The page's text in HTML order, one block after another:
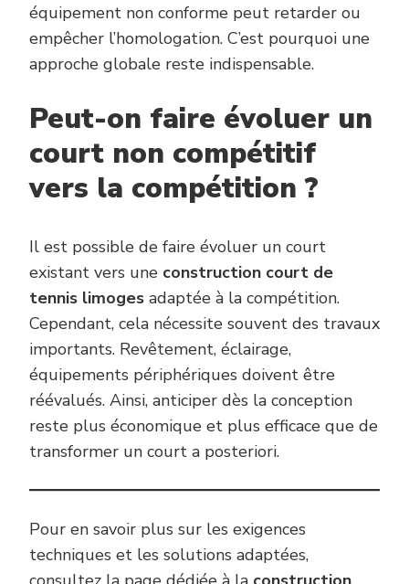
équipement non conforme peut retarder ou
empêcher l’homologation. C’est pourquoi une
approche globale reste indispensable.
Peut-on faire évoluer un
court non compétitif
vers la compétition ?
Il est possible de faire évoluer un court
existant vers une construction court de
tennis limoges adaptée à la compétition.
Cependant, cela nécessite souvent des travaux
importants. Revêtement, éclairage,
équipements périphériques doivent être
réévalués. Ainsi, anticiper dès la conception
reste plus économique et plus efficace que de
transformer un court a posteriori.
Pour en savoir plus sur les exigences
techniques et les solutions adaptées,